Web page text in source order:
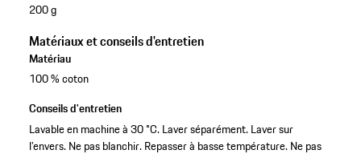
200 g
Matériaux et conseils d'entretien
Matériau
100 % coton
Conseils d'entretien
Lavable en machine à 30 °C. Laver séparément. Laver sur
l’envers. Ne pas blanchir. Repasser à basse température. Ne pas